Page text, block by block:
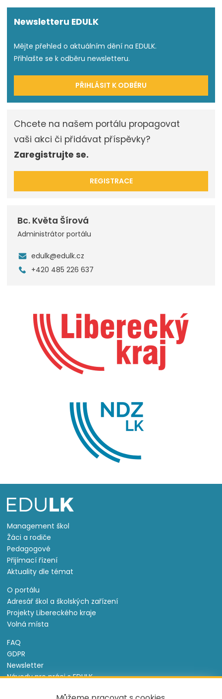
Newsletteru EDULK
Mějte přehled o aktuálním dění na EDULK.
Přihlašte se k odběru newsletteru.
PŘIHLÁSIT K ODBĚRU
Chcete na našem portálu propagovat
vaši akci či přidávat příspěvky?
Zaregistrujte se.
REGISTRACE
Bc. Květa Šírová
Administrátor portálu
edulk@edulk.cz
+420 485 226 637
Management škol
Žáci a rodiče
Pedagogové
Přijímací řízení
Aktuality dle témat
O portálu
Adresář škol a školských zařízení
Projekty Libereckého kraje
Volná místa
FAQ
GDPR
Newsletter
Návody pro práci s EDULK